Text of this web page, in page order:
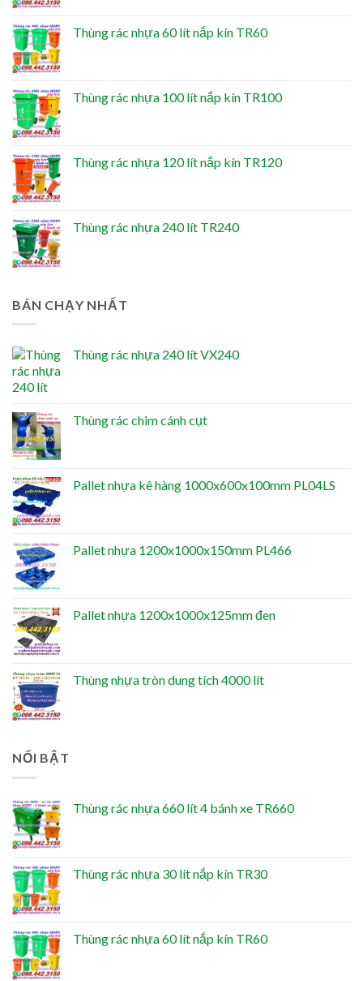
Thùng rác nhựa 60 lít nắp kín TR60
Thùng rác nhựa 100 lít nắp kín TR100
Thùng rác nhựa 120 lít nắp kín TR120
Thùng rác nhựa 240 lít TR240
BÁN CHẠY NHẤT
Thùng rác nhựa 240 lít VX240
Thùng rác chim cánh cụt
Pallet nhựa kê hàng 1000x600x100mm PL04LS
Pallet nhựa 1200x1000x150mm PL466
Pallet nhựa 1200x1000x125mm đen
Thùng nhựa tròn dung tích 4000 lít
NỔI BẬT
Thùng rác nhựa 660 lít 4 bánh xe TR660
Thùng rác nhựa 30 lít nắp kín TR30
Thùng rác nhựa 60 lít nắp kín TR60